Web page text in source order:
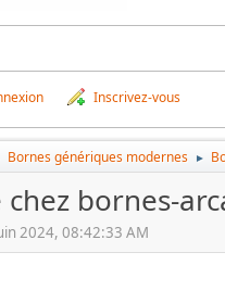
Inscrivez-vous
Bornes génériques modernes ►
bornes-
2024, 08:42:33 AM